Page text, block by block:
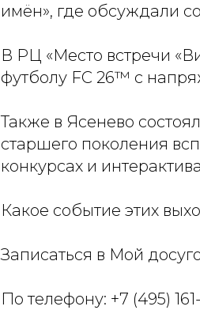
имён», где обсуждали
В РЦ «Место встречи
футболу FC 26™ с
Также в Ясенево
старшего поколения
конкурсах и
Какое событие этих
Записаться в Мой
По телефону: +7 (495)